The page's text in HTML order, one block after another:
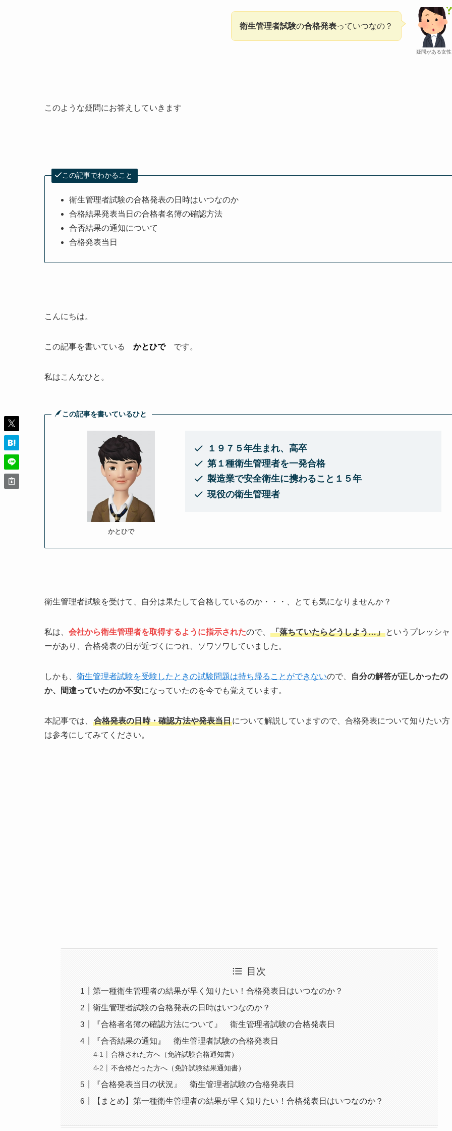
疑問がある女性
衛生管理者試験の合格発表っていつなの？
このような疑問にお答えしていきます
この記事でわかること
衛生管理者試験の合格発表の日時はいつなのか
合格結果発表当日の合格者名簿の確認方法
合否結果の通知について
合格発表当日
こんにちは。
この記事を書いている かとひでです。
私はこんなひと。
この記事を書いているひと
かとひで
１９７５年生まれ、高卒
第１種衛生管理者を一発合格
製造業で安全衛生に携わること１５年
現役の衛生管理者
衛生管理者試験を受けて、自分は果たして合格しているのか・・・、とても気になりませんか？
私は、 会社から衛生管理者を取得するように指示されたので、 「落ちていたらどうしよう…」 というプレッシャ
ーがあり、合格発表の日が近づくにつれ、ソワソワしていました。
しかも、 衛生管理者試験を受験したときの試験問題は持ち帰ることができないので、
自分の解答が正しかったの
か、間違っていたのか不安になっていたのを今でも覚えています。
本記事では、 合格発表の日時・確認方法や発表当日について解説していますので、合格発表について知りたい方
は参考にしてみてください。
目次
第一種衛生管理者の結果が早く知りたい！合格発表日はいつなのか？
衛生管理者試験の合格発表の日時はいつなのか？
『合格者名簿の確認方法について』 衛生管理者試験の合格発表日
『合否結果の通知』 衛生管理者試験の合格発表日
合格された方へ（免許試験合格通知書）
不合格だった方へ（免許試験結果通知書）
『合格発表当日の状況』 衛生管理者試験の合格発表日
【まとめ】第一種衛生管理者の結果が早く知りたい！合格発表日はいつなのか？